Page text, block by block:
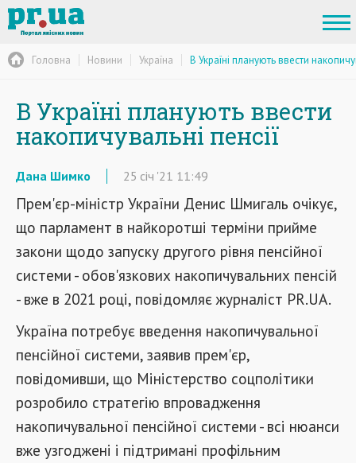
Головна Новини Україна В Україні планують ввести
В Україні планують ввести
накопичувальні пенсії
Дана Шимко 25 січ '21 11:49
Прем'єр-міністр України Денис Шмигаль очікує,
що парламент в найкоротші терміни прийме
закони щодо запуску другого рівня пенсійної
системи - обов'язкових накопичувальних пенсій
- вже в 2021 році, повідомляє журналіст PR.UA.
Україна потребує введення накопичувальної
пенсійної системи, заявив прем'єр,
повідомивши, що Міністерство соцполітики
розробило стратегію впровадження
накопичувальної пенсійної системи - всі нюанси
вже узгоджені і підтримані профільним